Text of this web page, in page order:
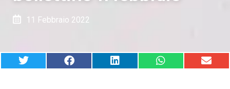
11 Febbraio 2022